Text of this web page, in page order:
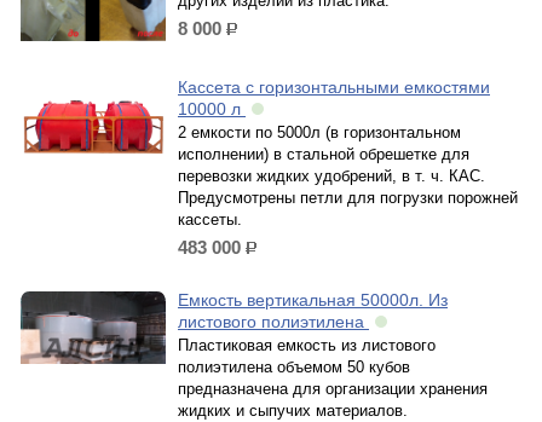
8 000 р.
Кассета с горизонтальными емкостями
10000 л
2 емкости по 5000л (в горизонтальном
исполнении) в стальной обрешетке для
перевозки жидких удобрений, в т. ч. КАС.
Предусмотрены петли для погрузки порожней
кассеты.
483 000 р.
Емкость вертикальная 50000л. Из
листового полиэтилена
Пластиковая емкость из листового
полиэтилена объемом 50 кубов
предназначена для организации хранения
жидких и сыпучих материалов.